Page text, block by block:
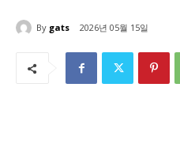
By gats 2026년 05월 15일